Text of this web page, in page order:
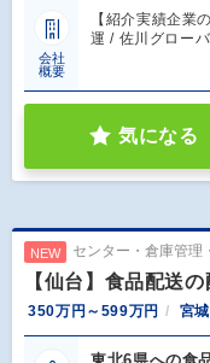
会社
概要
【紹介実績企業
運 / 佐川グロー
気になる
NEW センター・倉庫管理
【仙台】食品配送
350万円～599万円 宮